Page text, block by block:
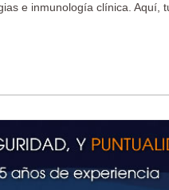
e inmunología clínica. Aquí,